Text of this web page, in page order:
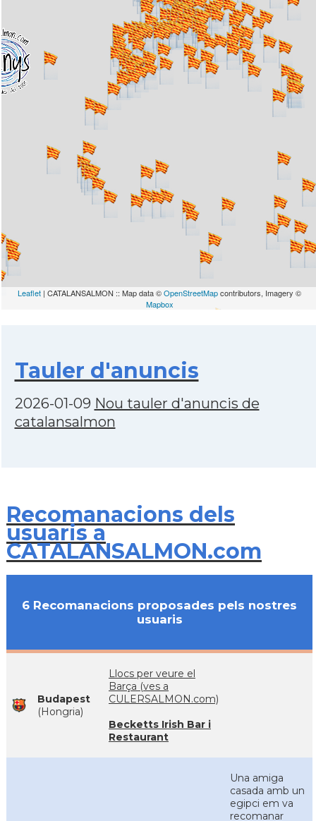
Leaflet | CATALANSALMON :: Map data ©OpenStreetMapcontributors, Imagery ©
Mapbox
Tauler d'anuncis
2026-01-09 Nou tauler d'anuncis de
catalansalmon
Recomanacions dels
usuaris a
CATALANSALMON.com
6 Recomanacions proposades pels nostres
usuaris
Budapest
(Hongria)
Llocs per veure el
Barça (ves a
CULERSALMON.com)
Becketts Irish Bar i
Restaurant
Una amiga
casada amb un
egipci em va
recomanar